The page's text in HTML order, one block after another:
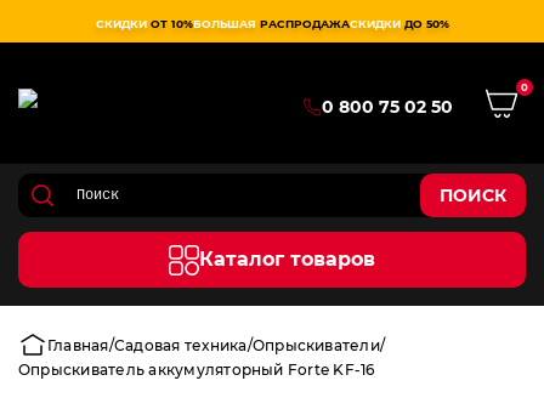
СКИДКИ ОТ 10%БОЛЬШАЯ РАСПРОДАЖАСКИДКИ ДО 50%
0 800 75 02 50
0
ПОИСК
Каталог товаров
Главная Садовая техника Опрыскиватели
Опрыскиватель аккумуляторный Forte KF-16